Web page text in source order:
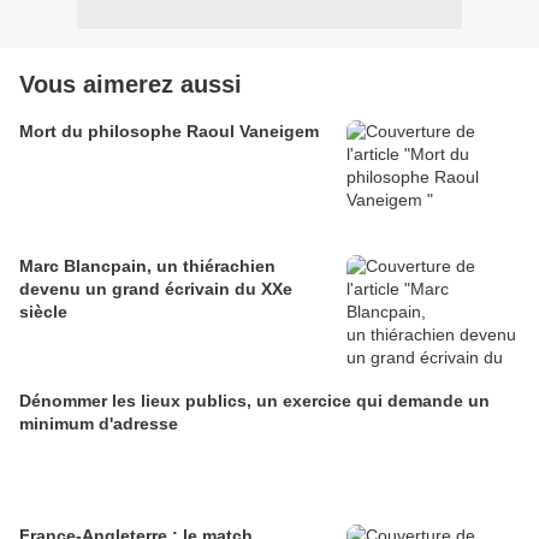
Vous aimerez aussi
Mort du philosophe Raoul Vaneigem
Marc Blancpain, un thiérachien
devenu un grand écrivain du XXe
siècle
Dénommer les lieux publics, un exercice qui demande un
minimum d'adresse